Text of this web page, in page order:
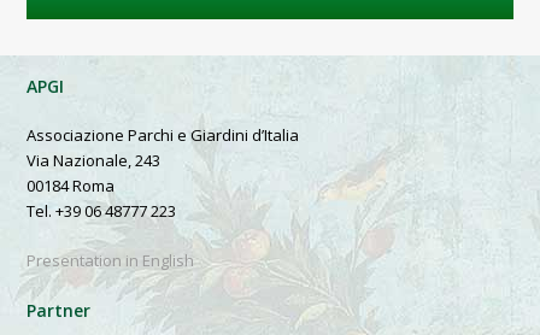
APGI
Associazione Parchi e Giardini d’Italia
Via Nazionale, 243
00184 Roma
Tel. +39 06 48777 223
Presentation in English
Partner